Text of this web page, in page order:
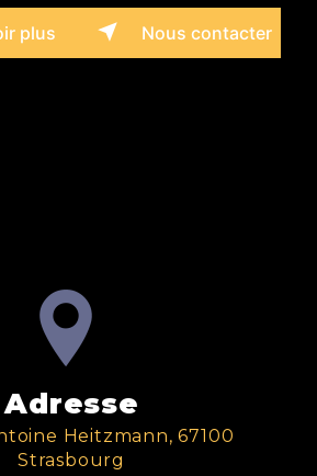
plus Nous contacter
Adresse
Strasbourg